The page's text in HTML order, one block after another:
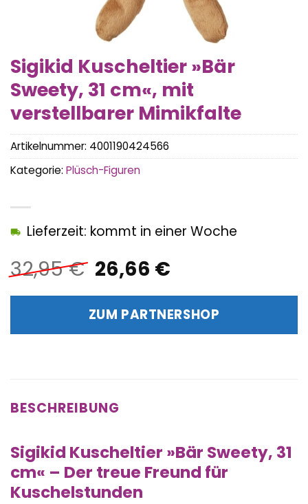
Sigikid Kuscheltier »Bär
Sweety, 31 cm«, mit
verstellbarer Mimikfalte
32,95€ Ursprünglicher
Preis
war:
32,95 €
26,66 €Aktueller
ist:
26,66 €.
Lieferzeit: kommt in einer Woche
ZUM PARTNERSHOP
Artikelnummer: 4001190424566
Kategorie: Plüsch-Figuren
BESCHREIBUNG
Sigikid Kuscheltier »Bär Sweety, 31
cm« – Der treue Freund für
Kuschelstunden